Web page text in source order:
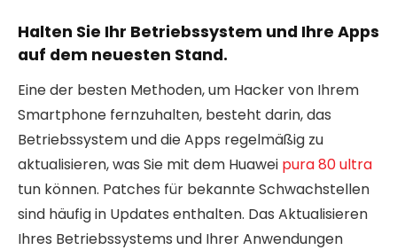
Halten Sie Ihr Betriebssystem und Ihre Apps
auf dem neuesten Stand.
Eine der besten Methoden, um Hacker von Ihrem
Smartphone fernzuhalten, besteht darin, das
Betriebssystem und die Apps regelmäßig zu
aktualisieren, was Sie mit dem Huawei pura 80 ultra
tun können. Patches für bekannte Schwachstellen
sind häufig in Updates enthalten. Das Aktualisieren
Ihres Betriebssystems und Ihrer Anwendungen